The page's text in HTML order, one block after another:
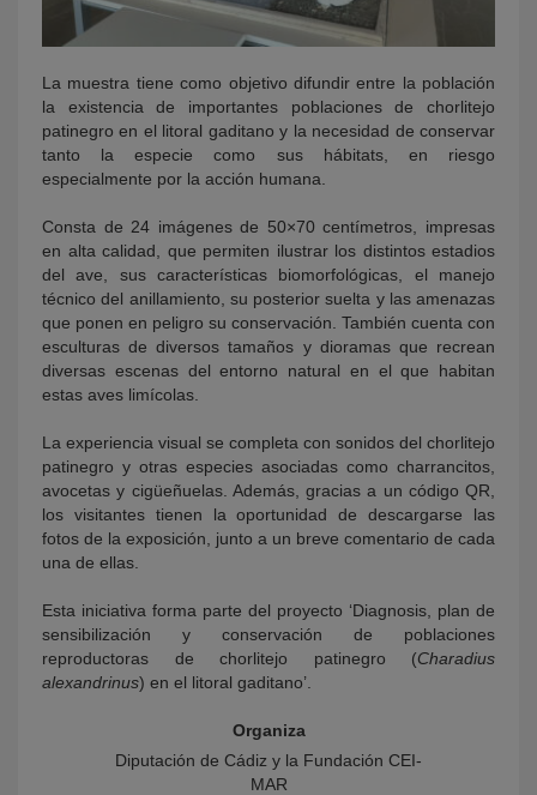
La muestra tiene como objetivo difundir entre la población
la existencia de importantes poblaciones de chorlitejo
patinegro en el litoral gaditano y la necesidad de conservar
tanto la especie como sus hábitats, en riesgo
especialmente por la acción humana.
Consta de 24 imágenes de 50×70 centímetros, impresas
en alta calidad, que permiten ilustrar los distintos estadios
del ave, sus características biomorfológicas, el manejo
técnico del anillamiento, su posterior suelta y las amenazas
que ponen en peligro su conservación. También cuenta con
esculturas de diversos tamaños y dioramas que recrean
diversas escenas del entorno natural en el que habitan
estas aves limícolas.
La experiencia visual se completa con sonidos del chorlitejo
patinegro y otras especies asociadas como charrancitos,
avocetas y cigüeñuelas. Además, gracias a un código QR,
los visitantes tienen la oportunidad de descargarse las
fotos de la exposición, junto a un breve comentario de cada
una de ellas.
Esta iniciativa forma parte del proyecto ‘Diagnosis, plan de
sensibilización y conservación de poblaciones
reproductoras de chorlitejo patinegro (Charadius
alexandrinus) en el litoral gaditano’.
Organiza
Diputación de Cádiz y la Fundación CEI-
MAR